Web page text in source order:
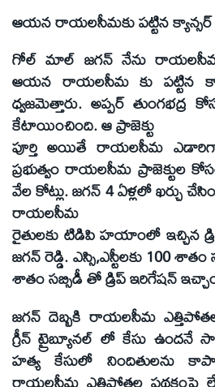
ఆయన రాయలసీమకు పట్టిన క్యాన్సర్
గోల్ మాల్ జగన్ నేను
ఆయన రాయలసీమ కు పట్టిన
ధ్వజమెత్తారు. అప్పర్ తుంగభద్ర
కేటాయించింది. ఆ ప్రాజెక్టు
పూర్తి అయితే రాయలసీమ
ప్రభుత్వం రాయలసీమ ప్రాజెక్టుల
వేల కోట్లు. జగన్ 4 ఏళ్లలో ఖర్చు
రాయలసీమ
రైతులకు టిడిపి హయాంలో ఇచ్చిన
జగన్ రెడ్డి. ఎస్సి,ఎస్టీలకు 100
శాతం సబ్సిడీ తో డ్రిప్ ఇరిగేషన్
జగన్ దెబ్బకి రాయలసీమ
గ్రీన్ ట్రైబ్యూనల్ లో కేసు ఉందనే
హత్య కేసులో నిందితులను